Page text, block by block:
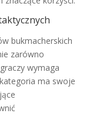
bukmacherskich
zarówno
wymaga
ma swoje